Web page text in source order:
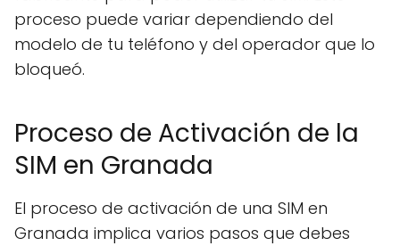
proceso puede variar dependiendo del
modelo de tu teléfono y del operador que lo
bloqueó.
Proceso de Activación de la
SIM en Granada
El proceso de activación de una SIM en
Granada implica varios pasos que debes